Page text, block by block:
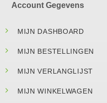
Account Gegevens
MIJN DASHBOARD
MIJN BESTELLINGEN
MIJN VERLANGLIJST
MIJN WINKELWAGEN